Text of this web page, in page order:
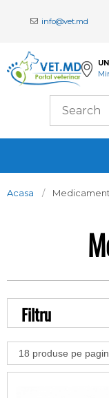
info@vet.md
Acasa
Filtru